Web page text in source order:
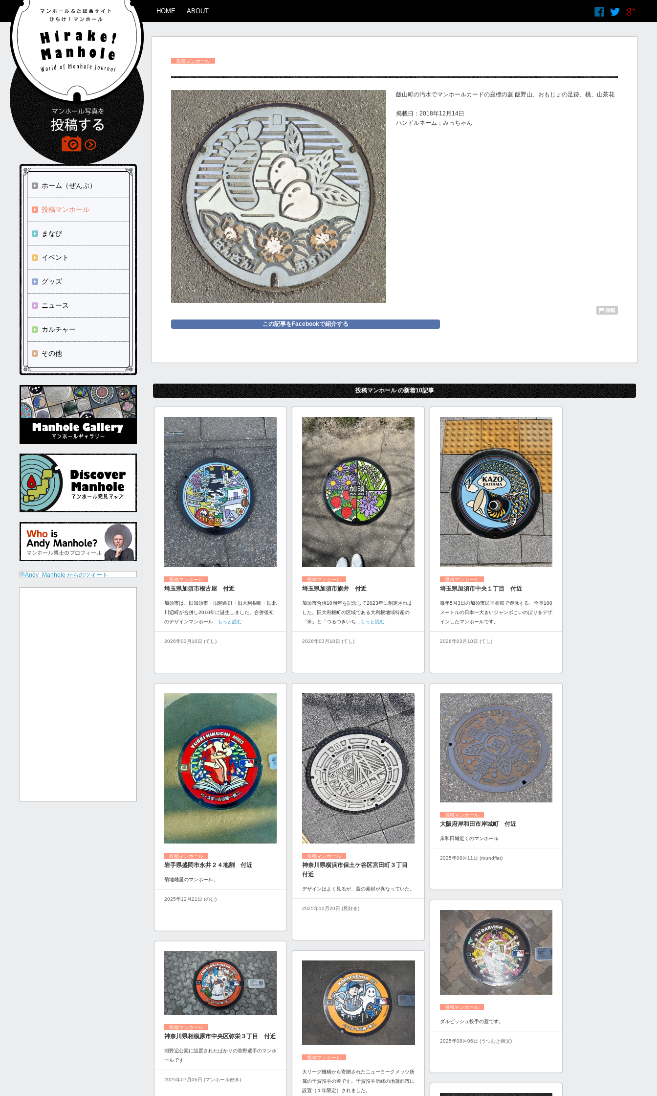
HOME ABOUT
ホーム（ぜんぶ）
投稿マンホール
まなび
イベント
グッズ
ニュース
カルチャー
その他
@Andy_Manhole からのツイート
投稿マンホール
飯山町の汚水でマンホールカードの座標の蓋 飯野山、おもじょの足跡、桃、山茶花
掲載日：2018年12月14日
ハンドルネーム：みっちゃん
この記事をFacebookで紹介する
投稿マンホール の新着10記事
投稿マンホール
埼玉県加須市根古屋 付近
加須市は、旧加須市・旧騎西町・旧大利根町・旧北
川辺町が合併し2010年に誕生しました。合併後初
のデザインマンホール ...もっと読む
2026年03月10日 (てし)
投稿マンホール
埼玉県加須市旗井 付近
加須市合併10周年を記念して2023年に制定されま
した。旧大利根町の区域である大利根地域特産の
「米」と「つるつきいち ...もっと読む
2026年03月10日 (てし)
投稿マンホール
埼玉県加須市中央１丁目 付近
毎年5月3日の加須市民平和祭で遊泳する、全長100
メートルの日本一大きいジャンボこいのぼりをデザ
インしたマンホールです。
2026年03月10日 (てし)
投稿マンホール
岩手県盛岡市永井２４地割 付近
菊地雄星のマンホール。
2025年12月21日 (のむ)
投稿マンホール
神奈川県横浜市保土ケ谷区宮田町３丁目
付近
デザインはよく見るが、蓋の素材が異なっていた。
2025年11月20日 (豆好き)
投稿マンホール
大阪府岸和田市岸城町 付近
岸和田城近くのマンホール
2025年08月11日 (roundflat)
投稿マンホール
ダルビッシュ投手の蓋です。
2025年08月06日 (うつむき親父)
投稿マンホール
神奈川県相模原市中央区弥栄３丁目 付近
淵野辺公園に設置されたばかりの菅野選手のマンホ
ールです
2025年07月06日 (マンホール好き)
投稿マンホール
大リーグ機構から寄贈されたニューヨークメッツ所
属の千賀投手の蓋です。千賀投手所縁の地蒲郡市に
設置（１年限定）されました。